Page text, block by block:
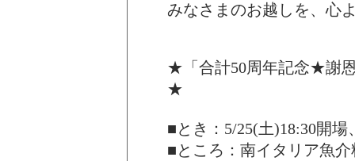
みなさまのお越しを、心
★「合計50周年記念★謝
★
■とき：5/25(土)18:30開場
■ところ：南イタリア魚